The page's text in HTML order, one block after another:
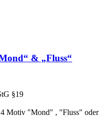
& „Fluss“
§19
Motiv "Mond" , "Fluss" oder